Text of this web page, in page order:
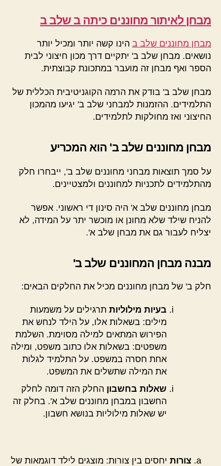
מבחן לאיתור מחוננים כיתה ב שלב ב
מבחן מחוננים שלב ב הינו קשה יותר ומכיל יותר
נושאים. מבחן שלב ב' יתקיים דרך מכון חיצוני לבית
הספר ואף מבחן זה מועבר במתכונת קבוצתית.
מבחן שלב ב' בודק את הרמה הקוגניטיבית הכללית של
התלמידים. ההזמנות למבחני שלב ב' יגיעו מהמכון
החיצוני ואז מחולקות לתלמידים.
מבחן מחוננים שלב ב' הוא המכריע
על סמך תוצאות מבחני מחוננים שלב ב', ייבחרו חלק
מהתלמידים לתכניות למחוננים ולמצטיינים.
מבחן מחוננים שלב א' היה סינון די ראשוני. אפשר
להניח שילד שלא מחונן או מוכשר יתר על המידה, לא
יצליח לעבור גם את מבחן שלב א'.
מבנה מבחן המחוננים שלב ב'
חלק ב' של מבחן מחוננים מכיל את החלקים הבאים:
בעיות מילוליות תרגילים על משמעות
מילים: בשאלות אלו, על הילד לנחש את
הפירוש המתאים למילה מסוימת. השלמת
משפטים: בשאלות אלו כתוב משפט, ומילה
אחת חסרה במשפט. על התלמיד לגלות
את המילה שתשלים את המשפט.
שאלות בחשבון החלק הזה דומה לחלק
החשבון במבחן מחוננים שלב א'. בחלק זה
יש שאלות מילוליות בנושא חשבון.
צורות יחסים בין צורות: מוצגים לילד דוגמאות של